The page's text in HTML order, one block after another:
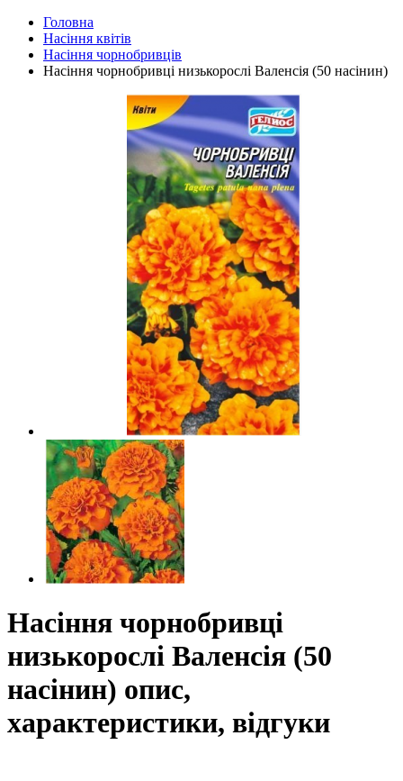
Головна
Насіння квітів
Насіння чорнобривців
Насіння чорнобривці низькорослі Валенсія (50 насінин)
Насіння чорнобривці
низькорослі Валенсія (50
насінин) опис,
характеристики, відгуки